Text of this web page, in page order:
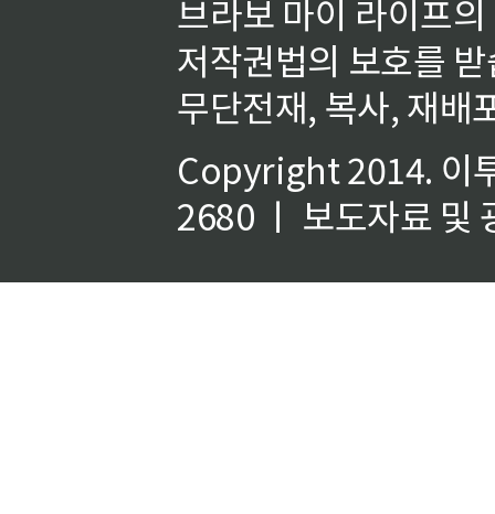
브라보 마이 라이프
저작권법의 보호를
무단전재, 복사, 재배
Copyright 2014. 이
2680 ㅣ 보도자료